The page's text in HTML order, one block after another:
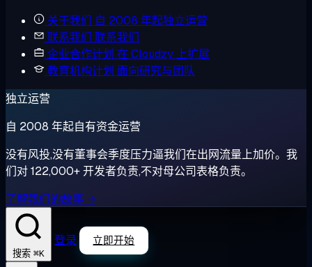
关于我们 自 2008 年起独立运营
联系我们 联系我们
企业合作计划 在 Cloudzy 上扩展
教育机构计划 面向研究与团队
独立运营
自 2008 年起自有资金运营
没有风投,没有董事会季度压力逼我们在出网流量上加价。我
们对 122,000+ 开发者负责,不对母公司表格负责。
了解我们的故事 →
搜索 ⌘K
登录 立即开始